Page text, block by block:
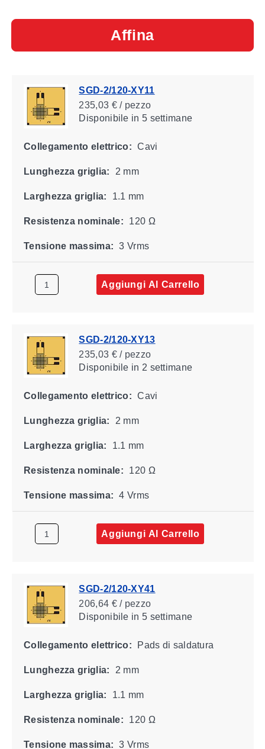
Affina
SGD-2/120-XY11
235,03 € / pezzo
Disponibile in 5 settimane
Collegamento elettrico: Cavi
Lunghezza griglia: 2 mm
Larghezza griglia: 1.1 mm
Resistenza nominale: 120 Ω
Tensione massima: 3 Vrms
Aggiungi Al Carrello
SGD-2/120-XY13
235,03 € / pezzo
Disponibile in 2 settimane
Collegamento elettrico: Cavi
Lunghezza griglia: 2 mm
Larghezza griglia: 1.1 mm
Resistenza nominale: 120 Ω
Tensione massima: 4 Vrms
Aggiungi Al Carrello
SGD-2/120-XY41
206,64 € / pezzo
Disponibile in 5 settimane
Collegamento elettrico: Pads di saldatura
Lunghezza griglia: 2 mm
Larghezza griglia: 1.1 mm
Resistenza nominale: 120 Ω
Tensione massima: 3 Vrms